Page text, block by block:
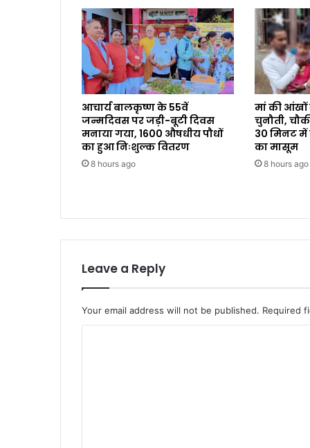
आचार्य बालकृष्ण के 55वें
जन्मदिवस पर जड़ी-बूटी दिवस
मनाया गया, 1600 औषधीय पौधों
का हुआ निःशुल्क वितरण
8 hours ago
मां की
चुनौती,
30 मिनट में
का मासूम
8 hours ago
Leave a Reply
Your email address will not be published. Required